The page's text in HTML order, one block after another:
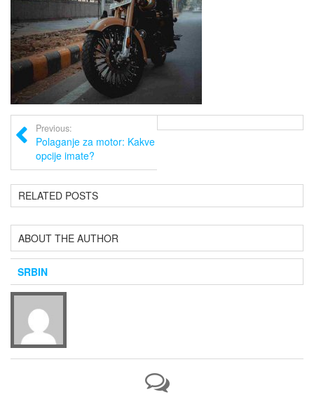
Previous:
Polaganje za motor: Kakve
opcije imate?
RELATED POSTS
ABOUT THE AUTHOR
SRBIN